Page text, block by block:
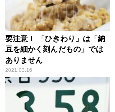
要注意！ 「ひきわり」は「納
豆を細かく刻んだもの」では
ありません
2021.03.16